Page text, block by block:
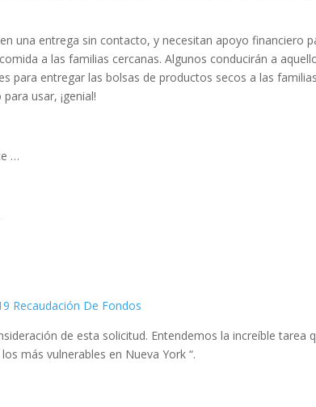
una entrega sin contacto, y necesitan apoyo financiero
a las familias cercanas. Algunos conducirán a
para entregar las bolsas de productos secos a las
usar, ¡genial!
…
Recaudación De Fondos
de esta solicitud. Entendemos la increíble tarea
más vulnerables en Nueva York “.